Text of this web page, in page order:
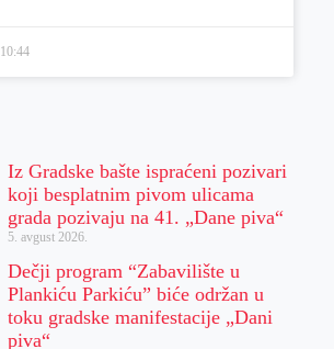
10:44
Iz Gradske bašte ispraćeni pozivari
koji besplatnim pivom ulicama
grada pozivaju na 41. „Dane piva“
5. avgust 2026.
Dečji program “Zabavilište u
Plankiću Parkiću” biće održan u
toku gradske manifestacije „Dani
piva“